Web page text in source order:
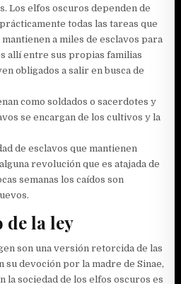
Los elfos oscuros dependen de
todas las tareas que
a miles de esclavos para
allí entre sus propias familias
obligados a salir en busca de
como soldados o sacerdotes y
se encargan de los cultivos y la
de esclavos que mantienen
revolución que es atajada de
semanas los caídos son
la ley
son una versión retorcida de las
su devoción por la madre de Sinae,
la sociedad de los elfos oscuros es